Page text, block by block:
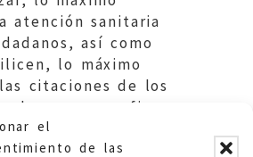
el
de las
atención sanitaria
así como
lo máximo
citaciones de los
a los que se refiere